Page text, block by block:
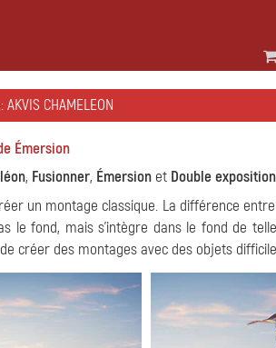
AKVIS CHAMELEON
Émersion
, Fusionner, Émersion et Double exposition
un montage classique. La différence
le fond, mais s'intègre dans le fond de
créer des montages avec des objets